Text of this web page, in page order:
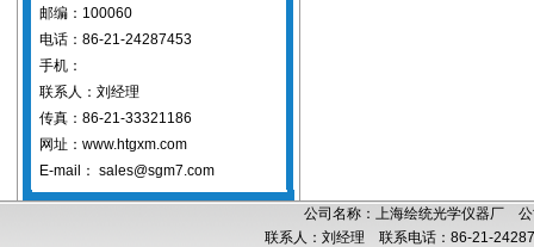
邮编：100060
电话：86-21-24287453
手机：
联系人：刘经理
传真：86-21-33321186
网址：www.htgxm.com
E-mail： sales@sgm7.com
公司名称：上海绘统光学仪器厂
联系人：刘经理 联系电话：86-21-